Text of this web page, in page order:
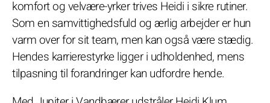
komfort og velvære-yrker trives Heidi i sikre rutiner.
Som en samvittighedsfuld og ærlig arbejder er hun
varm over for sit team, men kan også være stædig.
Hendes karrierestyrke ligger i udholdenhed, mens
tilpasning til forandringer kan udfordre hende.